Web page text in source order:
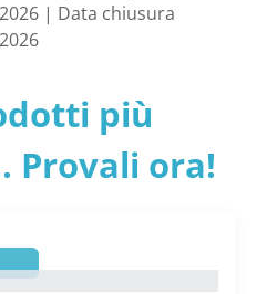
| Data chiusura
più
Provali ora!